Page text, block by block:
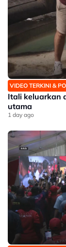
VIDEO TERKINI &
Itali keluarkan
utama
1 day ago